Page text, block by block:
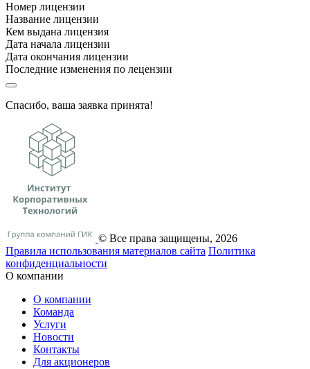
Номер лицензии
Название лицензии
Кем выдана лицензия
Дата начала лицензии
Дата окончания лицензии
Последние изменения по лецензии
Спасибо, ваша заявка принята!
© Все права защищены, 2026
Правила использования материалов сайта Политика
конфиденциальности
О компании
О компании
Команда
Услуги
Новости
Контакты
Для акционеров